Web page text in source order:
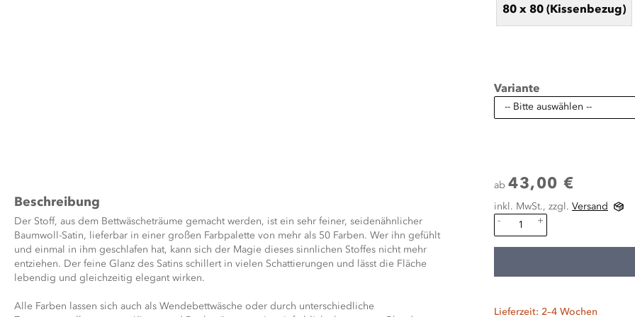
80 x 80 (Kissenbezug)
Variante
ab 43,00 €
inkl. MwSt., zzgl. Versand
-
+
Lieferzeit: 2–4 Wochen
Beschreibung
Der Stoff, aus dem Bettwäscheträume gemacht werden, ist ein sehr feiner, seidenähnlicher
Baumwoll-Satin, lieferbar in einer großen Farbpalette von mehr als 50 Farben. Wer ihn gefühlt
und einmal in ihm geschlafen hat, kann sich der Magie dieses sinnlichen Stoffes nicht mehr
entziehen. Der feine Glanz des Satins schillert in vielen Schattierungen und lässt die Fläche
lebendig und gleichzeitig elegant wirken.
Alle Farben lassen sich auch als Wendebettwäsche oder durch unterschiedliche